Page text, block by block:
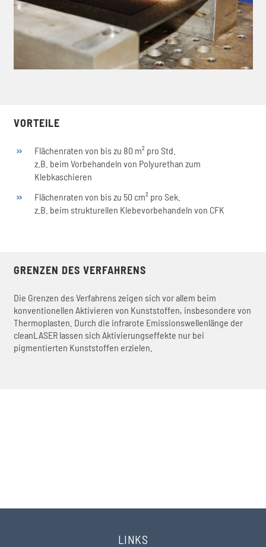
VORTEILE
Flächenraten von bis zu 80 m² pro Std.
z.B. beim Vorbehandeln von Polyurethan zum
Klebkaschieren
Flächenraten von bis zu 50 cm² pro Sek.
z.B. beim strukturellen Klebevorbehandeln von CFK
GRENZEN DES VERFAHRENS
Die Grenzen des Verfahrens zeigen sich vor allem beim
konventionellen Aktivieren von Kunststoffen, insbesondere von
Thermoplasten. Durch die infrarote Emissionswellenlänge der
cleanLASER lassen sich Aktivierungseffekte nur bei
pigmentierten Kunststoffen erzielen.
LINKS